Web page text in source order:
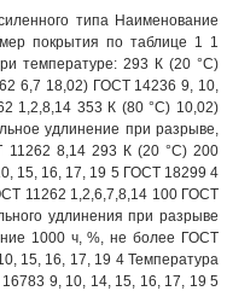
типа Наименование
покрытия по таблице 1 1
температуре: 293 К (20 °С)
6,7 18,02) ГОСТ 14236 9, 10,
1,2,8,14 353 К (80 °С) 10,02)
удлинение при разрыве,
11262 8,14 293 К (20 °С) 200
15, 16, 17, 19 5 ГОСТ 18299 4
11262 1,2,6,7,8,14 100 ГОСТ
удлинения при разрыве
1000 ч, %, не более ГОСТ
15, 16, 17, 19 4 Температура
9, 10, 14, 15, 16, 17, 19 5